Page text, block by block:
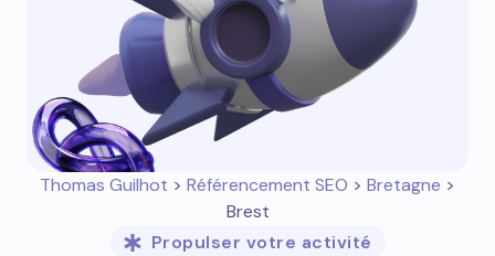
Thomas Guilhot > Référencement SEO > Bretagne >
Brest
Propulser votre activité